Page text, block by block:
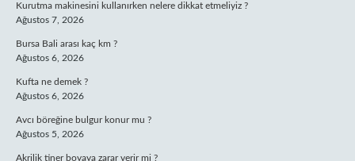
Kurutma makinesini kullanırken nelere dikkat etmeliyiz ?
Ağustos 7, 2026
Bursa Bali arası kaç km ?
Ağustos 6, 2026
Kufta ne demek ?
Ağustos 6, 2026
Avcı böreğine bulgur konur mu ?
Ağustos 5, 2026
Akrilik tiner boyaya zarar verir mi ?